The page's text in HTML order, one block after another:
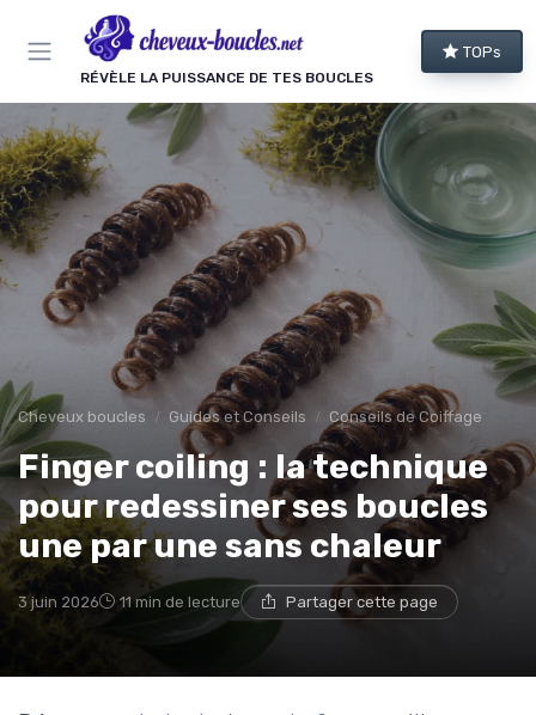
RÉVÈLE LA PUISSANCE DE TES BOUCLES
TOPs
Cheveux boucles Guides et Conseils Conseils de Coiffage
Finger coiling : la technique
pour redessiner ses boucles
une par une sans chaleur
3 juin 2026 11 min de lecture Partager cette page
Panneau de gestion des cookies